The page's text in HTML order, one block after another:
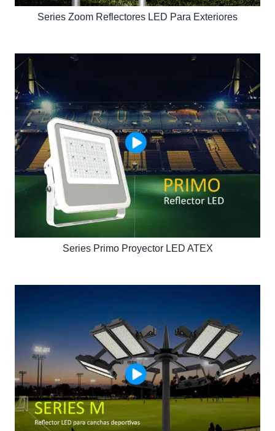
Series Zoom Reflectores LED Para Exteriores
Series Primo Proyector LED ATEX